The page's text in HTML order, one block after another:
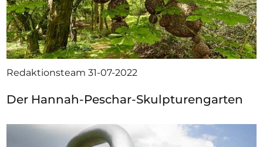
Redaktionsteam31-07-2022
Der Hannah-Peschar-Skulpturengarten